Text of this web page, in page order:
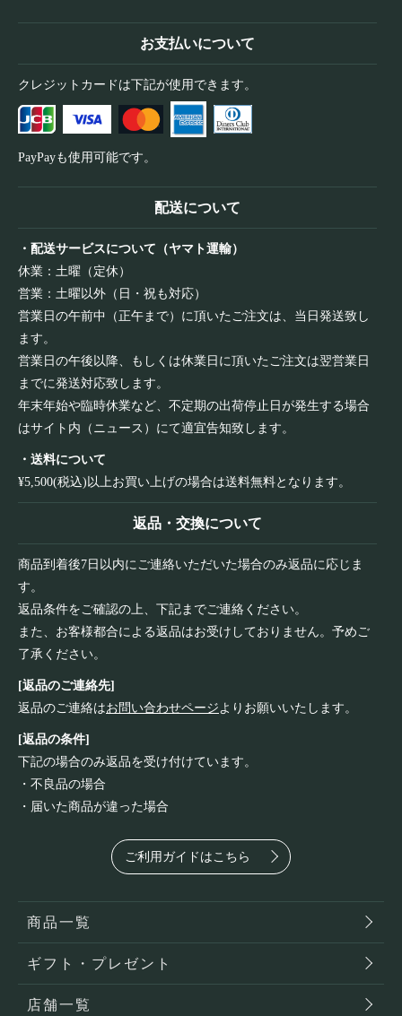
お支払いについて
クレジットカードは下記が使用できます。
PayPayも使用可能です。
配送について
・配送サービスについて（ヤマト運輸）
休業：土曜（定休）
営業：土曜以外（日・祝も対応）
営業日の午前中（正午まで）に頂いたご注文は、当日発送致し
ます。
営業日の午後以降、もしくは休業日に頂いたご注文は翌営業日
までに発送対応致します。
年末年始や臨時休業など、不定期の出荷停止日が発生する場合
はサイト内（ニュース）にて適宜告知致します。
・送料について
¥5,500(税込)以上お買い上げの場合は送料無料となります。
返品・交換について
商品到着後7日以内にご連絡いただいた場合のみ返品に応じま
す。
返品条件をご確認の上、下記までご連絡ください。
また、お客様都合による返品はお受けしておりません。予めご
了承ください。
[返品のご連絡先]
返品のご連絡はお問い合わせページ よりお願いいたします。
[返品の条件]
下記の場合のみ返品を受け付けています。
・不良品の場合
・届いた商品が違った場合
ご利用ガイドはこちら
商品一覧
ギフト・プレゼント
店舗一覧